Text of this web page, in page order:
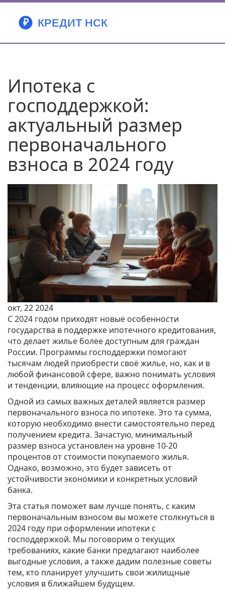
Ипотека с
господдержкой:
актуальный размер
первоначального
взноса в 2024 году
окт, 22 2024
С 2024 годом приходят новые особенности
государства в поддержке ипотечного кредитования,
что делает жилье более доступным для граждан
России. Программы господдержки помогают
тысячам людей приобрести своё жилье, но, как и в
любой финансовой сфере, важно понимать условия
и тенденции, влияющие на процесс оформления.
Одной из самых важных деталей является размер
первоначального взноса по ипотеке. Это та сумма,
которую необходимо внести самостоятельно перед
получением кредита. Зачастую, минимальный
размер взноса установлен на уровне 10-20
процентов от стоимости покупаемого жилья.
Однако, возможно, это будет зависеть от
устойчивости экономики и конкретных условий
банка.
Эта статья поможет вам лучше понять, с каким
первоначальным взносом вы можете столкнуться в
2024 году при оформлении ипотеки с
господдержкой. Мы поговорим о текущих
требованиях, какие банки предлагают наиболее
выгодные условия, а также дадим полезные советы
тем, кто планирует улучшить свои жилищные
условия в ближайшем будущем.